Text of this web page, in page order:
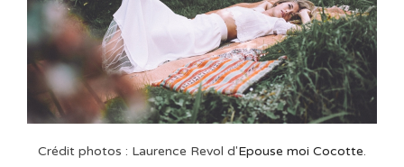
Crédit photos : Laurence Revol d'Epouse moi Cocotte.